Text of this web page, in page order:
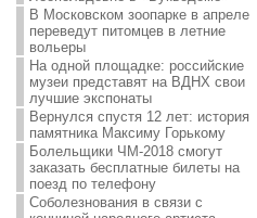
В Московском зоопарке в апреле
переведут питомцев в летние
вольеры
На одной площадке: российские
музеи представят на ВДНХ свои
лучшие экспонаты
Вернулся спустя 12 лет: история
памятника Максиму Горькому
Болельщики ЧМ-2018 смогут
заказать бесплатные билеты на
поезд по телефону
Соболезнования в связи с